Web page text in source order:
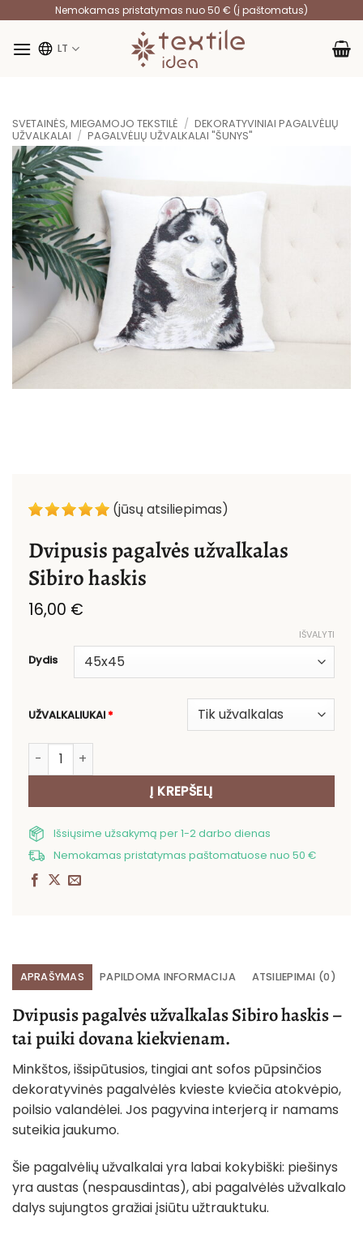
content
Nemokamas pristatymas nuo 50 € (į paštomatus)
LT
SVETAINĖS, MIEGAMOJO TEKSTILĖ / DEKORATYVINIAI PAGALVĖLIŲ
UŽVALKALAI / PAGALVĖLIŲ UŽVALKALAI "ŠUNYS"
(jūsų atsiliepimas)
Dvipusis pagalvės užvalkalas
Sibiro haskis
16,00 €
Dydis
IŠVALYTI
UŽVALKALIUKAI*
produkto kiekis: Dvipusis pagalvės užvalkalas Sibiro
Į KREPŠELĮ
Išsiųsime užsakymą per 1-2 darbo dienas
Nemokamas pristatymas paštomatuose nuo 50 €
APRAŠYMAS PAPILDOMA INFORMACIJA ATSILIEPIMAI (0)
Dvipusis pagalvės užvalkalas Sibiro haskis –
tai puiki dovana kiekvienam.
Minkštos, išsipūtusios, tingiai ant sofos pūpsinčios
dekoratyvinės pagalvėlės kvieste kviečia atokvėpio,
poilsio valandėlei. Jos pagyvina interjerą ir namams
suteikia jaukumo.
Šie pagalvėlių užvalkalai yra labai kokybiški: piešinys
yra austas (nespausdintas), abi pagalvėlės užvalkalo
dalys sujungtos gražiai įsiūtu užtrauktuku.